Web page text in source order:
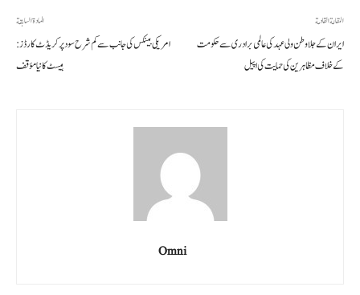
المادة السابقة
امریکی بینکس کی جانب سے کم شرح سود پر کریڈٹ کارڈز:
ہیسٹ کا نیا مؤقف
المقالة القادمة
ایران کے جلا وطن ولی عہد کی عالمی برادری سے حکومت
کے خلاف مظاہرین کی حمایت کی اپیل
Omni